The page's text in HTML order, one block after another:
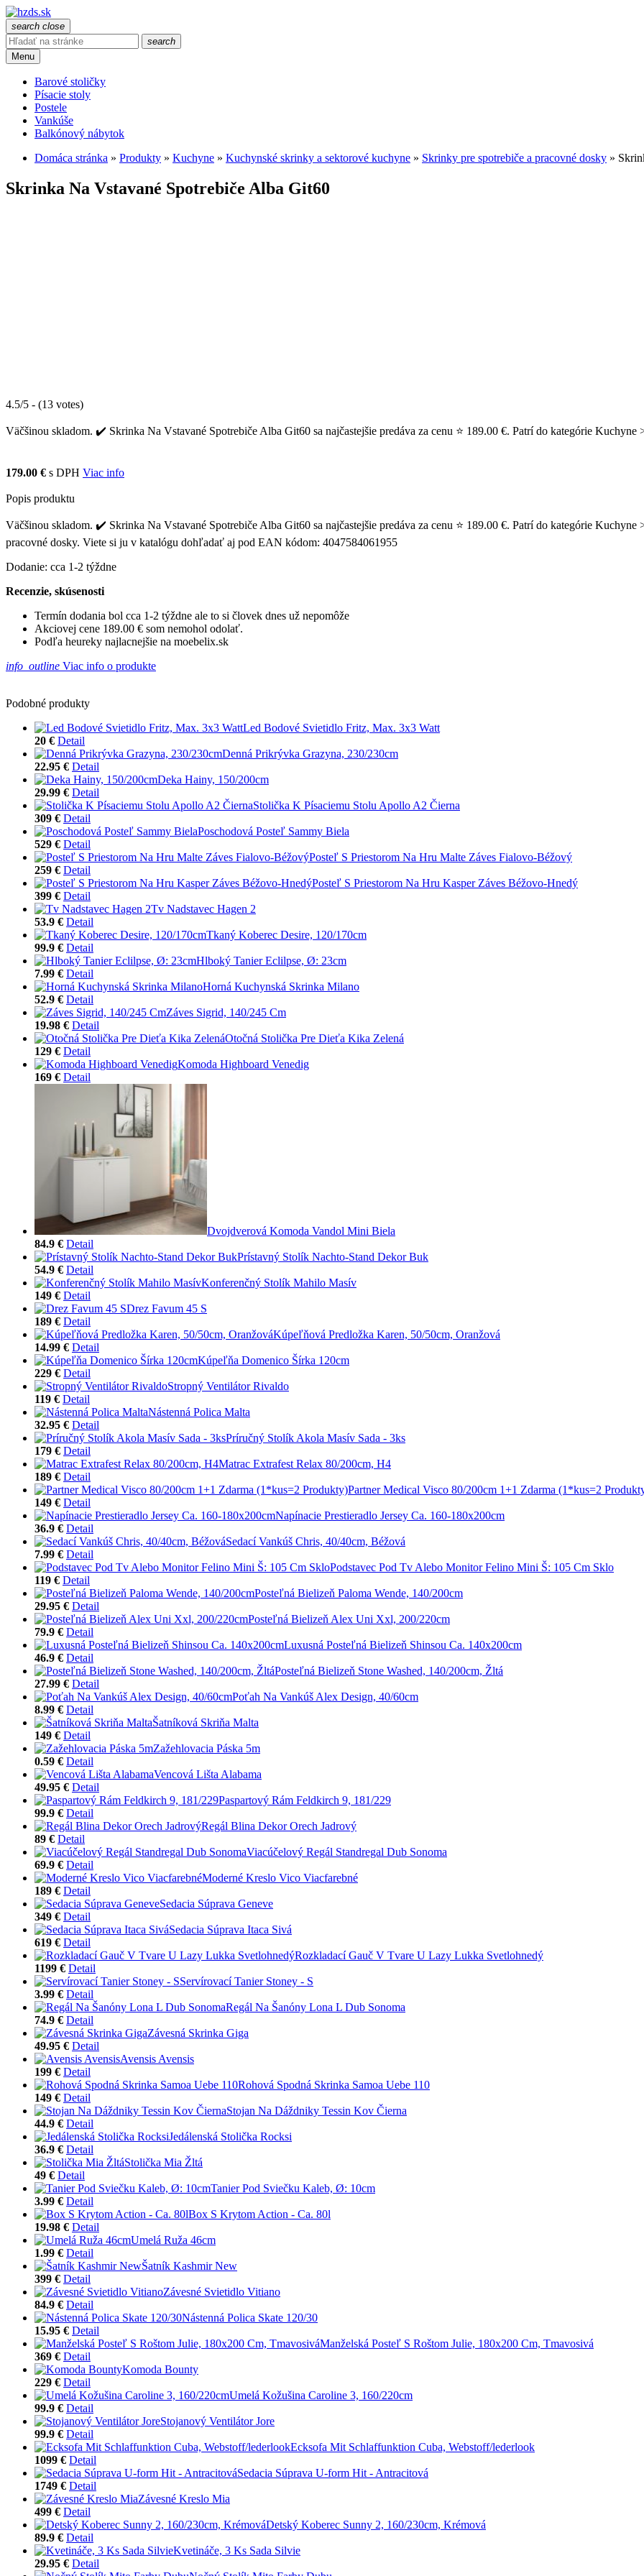
search close
search
Menu
Barové stoličky
Písacie stoly
Postele
Vankúše
Balkónový nábytok
Domáca stránka » Produkty » Kuchyne » Kuchynské skrinky a sektorové kuchyne » Skrinky pre spotrebiče a pracovné dosky »
Skrinka Na Vstavané Spotrebiče Alba Git60
4.5/5 - (13 votes)
Väčšinou skladom. ✔️ Skrinka Na Vstavané Spotrebiče Alba Git60 sa najčastejšie predáva za cenu ⭐ 189.00 €. Patrí do kategórie
179.00 € s DPH Viac info
Popis produktu
Väčšinou skladom. ✔️ Skrinka Na Vstavané Spotrebiče Alba Git60 sa najčastejšie predáva za cenu ⭐ 189.00 €. Patrí do kategórie
pracovné dosky. Viete si ju v katalógu dohľadať aj pod EAN kódom: 4047584061955
Dodanie: cca 1-2 týždne
Recenzie, skúsenosti
Termín dodania bol cca 1-2 týždne ale to si človek dnes už nepomôže
Akciovej cene 189.00 € som nemohol odolať.
Podľa heureky najlacnejšie na moebelix.sk
info_outline Viac info o produkte
Podobné produkty
Led Bodové Svietidlo Fritz, Max. 3x3 Watt
20 € Detail
Denná Prikrývka Grazyna, 230/230cm
22.95 € Detail
Deka Hainy, 150/200cm
29.99 € Detail
Stolička K Písaciemu Stolu Apollo A2 Čierna
309 € Detail
Poschodová Posteľ Sammy Biela
529 € Detail
Posteľ S Priestorom Na Hru Malte Záves Fialovo-Béžový
259 € Detail
Posteľ S Priestorom Na Hru Kasper Záves Béžovo-Hnedý
399 € Detail
Tv Nadstavec Hagen 2
53.9 € Detail
Tkaný Koberec Desire, 120/170cm
99.9 € Detail
Hlboký Tanier Eclilpse, Ø: 23cm
7.99 € Detail
Horná Kuchynská Skrinka Milano
52.9 € Detail
Záves Sigrid, 140/245 Cm
19.98 € Detail
Otočná Stolička Pre Dieťa Kika Zelená
129 € Detail
Komoda Highboard Venedig
169 € Detail
Dvojdverová Komoda Vandol Mini Biela
84.9 € Detail
Prístavný Stolík Nachto-Stand Dekor Buk
54.9 € Detail
Konferenčný Stolík Mahilo Masív
149 € Detail
Drez Favum 45 S
189 € Detail
Kúpeľňová Predložka Karen, 50/50cm, Oranžová
14.99 € Detail
Kúpeľňa Domenico Šírka 120cm
229 € Detail
Stropný Ventilátor Rivaldo
119 € Detail
Nástenná Polica Malta
32.95 € Detail
Príručný Stolík Akola Masív Sada - 3ks
179 € Detail
Matrac Extrafest Relax 80/200cm, H4
189 € Detail
Partner Medical Visco 80/200cm 1+1 Zdarma (1*kus=2
149 € Detail
Napínacie Prestieradlo Jersey Ca. 160-180x200cm
36.9 € Detail
Sedací Vankúš Chris, 40/40cm, Béžová
7.99 € Detail
Podstavec Pod Tv Alebo Monitor Felino Mini Š: 105 Cm Sklo
119 € Detail
Posteľná Bielizeň Paloma Wende, 140/200cm
29.95 € Detail
Posteľná Bielizeň Alex Uni Xxl, 200/220cm
79.9 € Detail
Luxusná Posteľná Bielizeň Shinsou Ca. 140x200cm
46.9 € Detail
Posteľná Bielizeň Stone Washed, 140/200cm, Žltá
27.99 € Detail
Poťah Na Vankúš Alex Design, 40/60cm
8.99 € Detail
Šatníková Skriňa Malta
149 € Detail
Zažehlovacia Páska 5m
0.59 € Detail
Vencová Lišta Alabama
49.95 € Detail
Paspartový Rám Feldkirch 9, 181/229
99.9 € Detail
Regál Blina Dekor Orech Jadrový
89 € Detail
Viacúčelový Regál Standregal Dub Sonoma
69.9 € Detail
Moderné Kreslo Vico Viacfarebné
189 € Detail
Sedacia Súprava Geneve
349 € Detail
Sedacia Súprava Itaca Sivá
619 € Detail
Rozkladací Gauč V Tvare U Lazy Lukka Svetlohnedý
1199 € Detail
Servírovací Tanier Stoney - S
3.99 € Detail
Regál Na Šanóny Lona L Dub Sonoma
74.9 € Detail
Závesná Skrinka Giga
49.95 € Detail
Avensis Avensis
199 € Detail
Rohová Spodná Skrinka Samoa Uebe 110
149 € Detail
Stojan Na Dáždniky Tessin Kov Čierna
44.9 € Detail
Jedálenská Stolička Rocksi
36.9 € Detail
Stolička Mia Žltá
49 € Detail
Tanier Pod Sviečku Kaleb, Ø: 10cm
3.99 € Detail
Box S Krytom Action - Ca. 80l
19.98 € Detail
Umelá Ruža 46cm
1.99 € Detail
Šatník Kashmir New
399 € Detail
Závesné Svietidlo Vitiano
84.9 € Detail
Nástenná Polica Skate 120/30
15.95 € Detail
Manželská Posteľ S Roštom Julie, 180x200 Cm, Tmavosivá
369 € Detail
Komoda Bounty
229 € Detail
Umelá Kožušina Caroline 3, 160/220cm
99.9 € Detail
Stojanový Ventilátor Jore
99.9 € Detail
Ecksofa Mit Schlaffunktion Cuba, Webstoff/lederlook
1099 € Detail
Sedacia Súprava U-form Hit - Antracitová
1749 € Detail
Závesné Kreslo Mia
499 € Detail
Detský Koberec Sunny 2, 160/230cm, Krémová
89.9 € Detail
Kvetináče, 3 Ks Sada Silvie
29.95 € Detail